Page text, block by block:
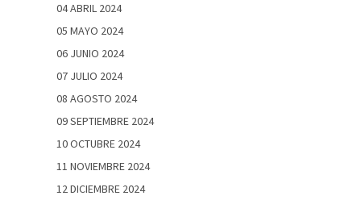
04 ABRIL 2024
05 MAYO 2024
06 JUNIO 2024
07 JULIO 2024
08 AGOSTO 2024
09 SEPTIEMBRE 2024
10 OCTUBRE 2024
11 NOVIEMBRE 2024
12 DICIEMBRE 2024